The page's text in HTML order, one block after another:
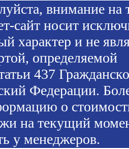
внимание на
сайт носит
характер и не
определяемой
437
Федерации.
о
на текущий
у менеджеров.